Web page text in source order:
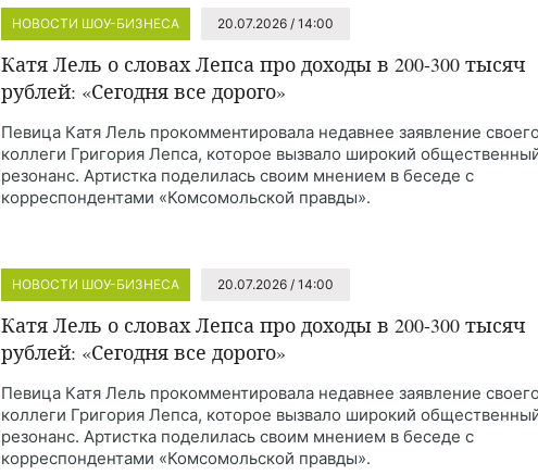
НОВОСТИ ШОУ-БИЗНЕСА 20.07.2026 / 14:00
Катя Лель о словах Лепса про доходы в 200-300 тысяч
рублей: «Сегодня все дорого»
Певица Катя Лель прокомментировала недавнее заявление своего
коллеги Григория Лепса, которое вызвало широкий
резонанс. Артистка поделилась своим мнением в беседе с
корреспондентами «Комсомольской правды».
НОВОСТИ ШОУ-БИЗНЕСА 20.07.2026 / 14:00
Катя Лель о словах Лепса про доходы в 200-300 тысяч
рублей: «Сегодня все дорого»
Певица Катя Лель прокомментировала недавнее заявление своего
коллеги Григория Лепса, которое вызвало широкий
резонанс. Артистка поделилась своим мнением в беседе с
корреспондентами «Комсомольской правды».